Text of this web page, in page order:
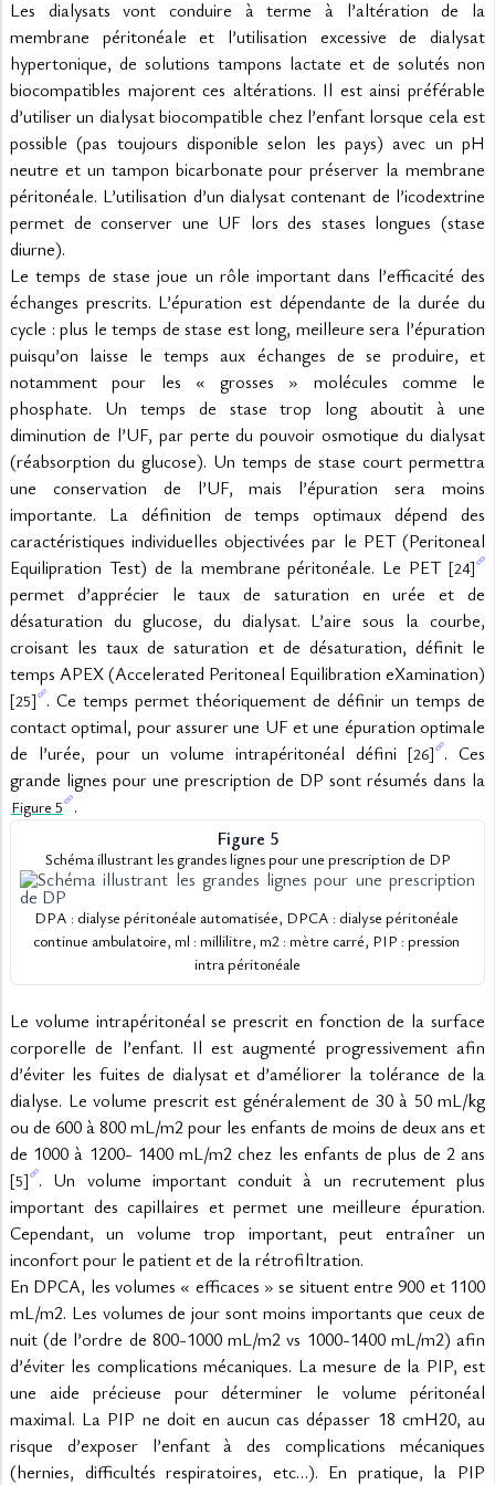
Les dialysats vont conduire à terme à l’altération de la
membrane péritonéale et l’utilisation excessive de dialysat
hypertonique, de solutions tampons lactate et de solutés non
biocompatibles majorent ces altérations. Il est ainsi préférable
d’utiliser un dialysat biocompatible chez l’enfant lorsque cela est
possible (pas toujours disponible selon les pays) avec un pH
neutre et un tampon bicarbonate pour préserver la membrane
péritonéale. L’utilisation d’un dialysat contenant de l’icodextrine
permet de conserver une UF lors des stases longues (stase
diurne).
Le temps de stase joue un rôle important dans l’efficacité des
échanges prescrits. L’épuration est dépendante de la durée du
cycle : plus le temps de stase est long, meilleure sera l’épuration
puisqu’on laisse le temps aux échanges de se produire, et
notamment pour les « grosses » molécules comme le
phosphate. Un temps de stase trop long aboutit à une
diminution de l’UF, par perte du pouvoir osmotique du dialysat
(réabsorption du glucose). Un temps de stase court permettra
une conservation de l’UF, mais l’épuration sera moins
importante. La définition de temps optimaux dépend des
caractéristiques individuelles objectivées par le PET (Peritoneal
Equilipration Test) de la membrane péritonéale. Le PET [24]
permet d’apprécier le taux de saturation en urée et de
désaturation du glucose, du dialysat. L’aire sous la courbe,
croisant les taux de saturation et de désaturation, définit le
[25] . Ce temps permet théoriquement de définir un temps de
contact optimal, pour assurer une UF et une épuration optimale
de l’urée, pour un volume intrapéritonéal défini [26] . Ces
Figure 5
.
Figure 5
Schéma illustrant les grandes lignes pour une prescription de DP
DPA : dialyse péritonéale automatisée, DPCA : dialyse péritonéale
continue ambulatoire, ml : millilitre, m2 : mètre carré, PIP : pression
intra péritonéale
Le volume intrapéritonéal se prescrit en fonction de la surface
corporelle de l’enfant. Il est augmenté progressivement afin
d’éviter les fuites de dialysat et d’améliorer la tolérance de la
dialyse. Le volume prescrit est généralement de 30 à 50 mL/kg
ou de 600 à 800 mL/m2 pour les enfants de moins de deux ans et
[5] . Un volume important conduit à un recrutement plus
important des capillaires et permet une meilleure épuration.
Cependant, un volume trop important, peut entraîner un
inconfort pour le patient et de la rétrofiltration.
En DPCA, les volumes « efficaces » se situent entre 900 et 1100
mL/m2. Les volumes de jour sont moins importants que ceux de
nuit (de l’ordre de 800-1000 mL/m2 vs 1000-1400 mL/m2) afin
d’éviter les complications mécaniques. La mesure de la PIP, est
une aide précieuse pour déterminer le volume péritonéal
maximal. La PIP ne doit en aucun cas dépasser 18 cmH20, au
risque d’exposer l’enfant à des complications mécaniques
(hernies, difficultés respiratoires, etc…). En pratique, la PIP